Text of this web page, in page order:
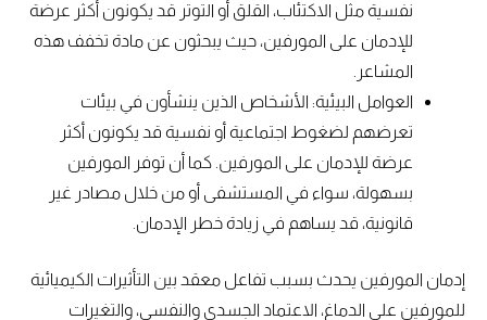
نفسية مثل الاكتئاب، القلق أو التوتر قد يكونون أكثر عرضة
للإدمان على المورفين، حيث يبحثون عن مادة تخفف هذه
المشاعر.
العوامل البيئية: الأشخاص الذين ينشأون في بيئات
تعرضهم لضغوط اجتماعية أو نفسية قد يكونون أكثر
عرضة للإدمان على المورفين. كما أن توفر المورفين
بسهولة، سواء في المستشفى أو من خلال مصادر غير
قانونية، قد يساهم في زيادة خطر الإدمان.
إدمان المورفين يحدث بسبب تفاعل معقد بين التأثيرات الكيميائية
للمورفين على الدماغ، الاعتماد الجسدي والنفسي، والتغيرات